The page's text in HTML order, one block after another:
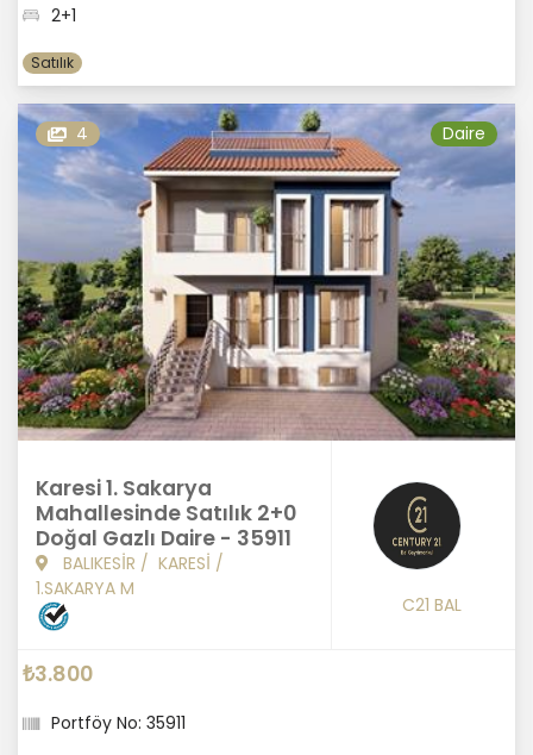
2+1
Satılık
4 Daire
Karesi 1. Sakarya
Mahallesinde Satılık 2+0
Doğal Gazlı Daire - 35911
BALIKESİR / KARESİ /
1.SAKARYA M
C21 BAL
₺3.800
Portföy No: 35911